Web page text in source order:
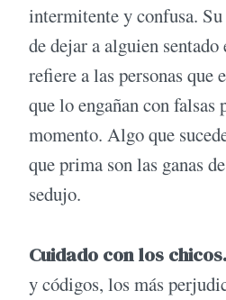
intermitente y confusa.
de dejar a alguien
refiere a las personas
que lo engañan con
momento. Algo que
que prima son las ganas
sedujo.
Cuidado con los chicos.
y códigos, los más